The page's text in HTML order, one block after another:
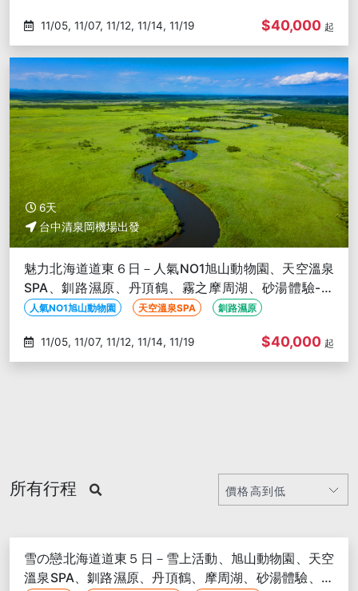
11/05, 11/07, 11/12, 11/14, 11/19 $40,000 起
6天
台中清泉岡機場出發
魅力北海道道東６日－人氣NO1旭山動物園、天空溫泉
SPA、釧路濕原、丹頂鶴、霧之摩周湖、砂湯體驗-台
中出發
人氣NO1旭山動物園 天空溫泉SPA 釧路濕原
11/05, 11/07, 11/12, 11/14, 11/19 $40,000 起
所有行程
雪の戀北海道道東５日－雪上活動、旭山動物園、天空
溫泉SPA、釧路濕原、丹頂鶴、摩周湖、砂湯體驗、白